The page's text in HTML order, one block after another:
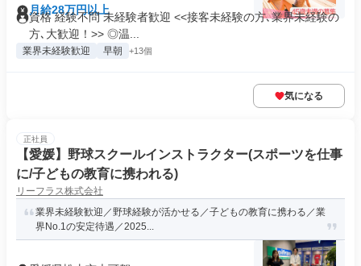
月給28万円以上
資格 経験不問 未経験者歓迎 <<接客未経験の方､業界未経験の
方､大歓迎！>> ◎温...
業界未経験歓迎 早朝 +13個
気になる
正社員
【愛媛】野球スクールインストラクター(スポーツを仕事
に/子どもの教育に携われる)
リーフラス株式会社
業界未経験歓迎／野球経験が活かせる／子どもの教育に携わる／業
界No.1の安定待遇／2025...